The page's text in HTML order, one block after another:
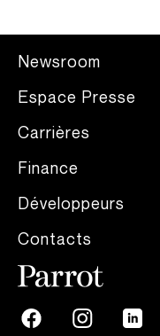
Newsroom
Espace Presse
Carrières
Finance
Développeurs
Contacts